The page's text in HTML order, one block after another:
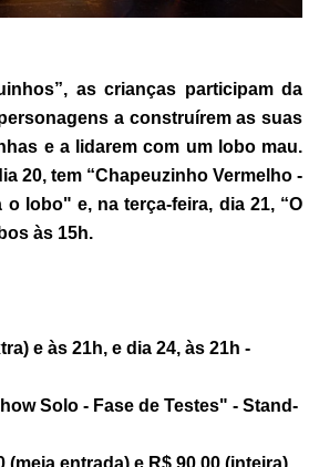
as crianças participam da
a construírem as suas
e a lidarem com um lobo mau.
20, tem “Chapeuzinho Vermelho -
o lobo" e, na terça-feira, dia 21, “O
às 15h.
e às 21h, e dia 24, às 21h -
Solo - Fase de Testes" - Stand-